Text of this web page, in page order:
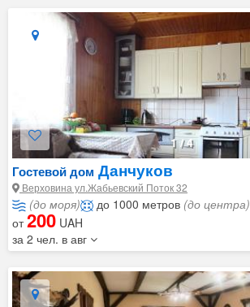
1/4
Гостевой дом Данчуков
Верховина ул.Жабьевский Поток 32
(до моря) до 1000 метров (до центра)
от200 UAH
за 2 чел. в авг